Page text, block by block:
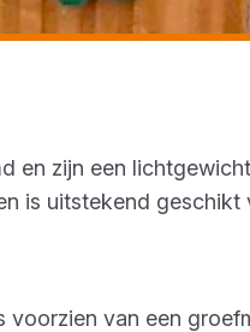
en zijn een
is uitstekend geschikt
van een